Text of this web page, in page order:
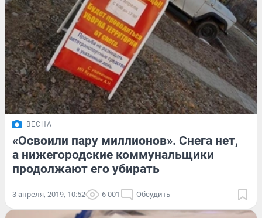
ВЕСНА
«Освоили пару миллионов». Снега нет,
а нижегородские коммунальщики
продолжают его убирать
3 апреля, 2019, 10:52 6 001 Обсудить